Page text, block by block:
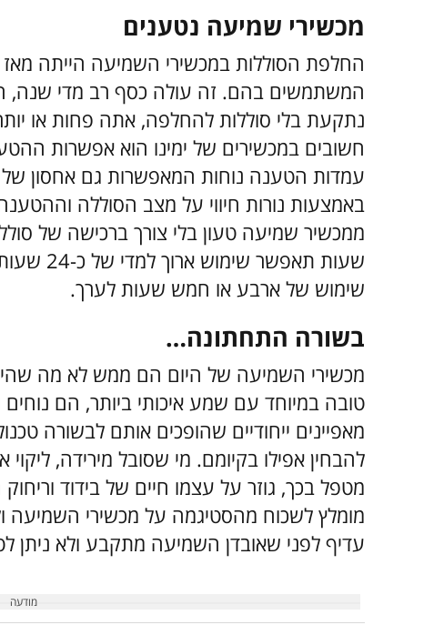
מכשירי שמיעה נטענים
החלפת הסוללות במכשירי השמיעה הייתה מאז
המשתמשים בהם. זה עולה כסף רב מדי שנה, הן
נתקעת בלי סוללות להחלפה, אתה פחות או
חשובים במכשירים של ימינו הוא אפשרות
עמדות הטענה נוחות המאפשרות גם אחסון
באמצעות נורות חיווי על מצב הסוללה
ממכשיר שמיעה טעון בלי צורך ברכישה של
שעות
שימוש של ארבע או חמש שעות לערך.
בשורה התחתונה…
מכשירי השמיעה של היום הם ממש לא מה
טובה במיוחד עם שמע איכותי ביותר, הם
מאפיינים ייחודיים שהופכים אותם לבשורה
להבחין אפילו בקיומם. מי שסובל מירידה,
מטפל בכך, גוזר על עצמו חיים של בידוד
מומלץ לשכוח מהסטיגמה על מכשירי השמיעה
עדיף לפני שאובדן השמיעה מתקבע ולא